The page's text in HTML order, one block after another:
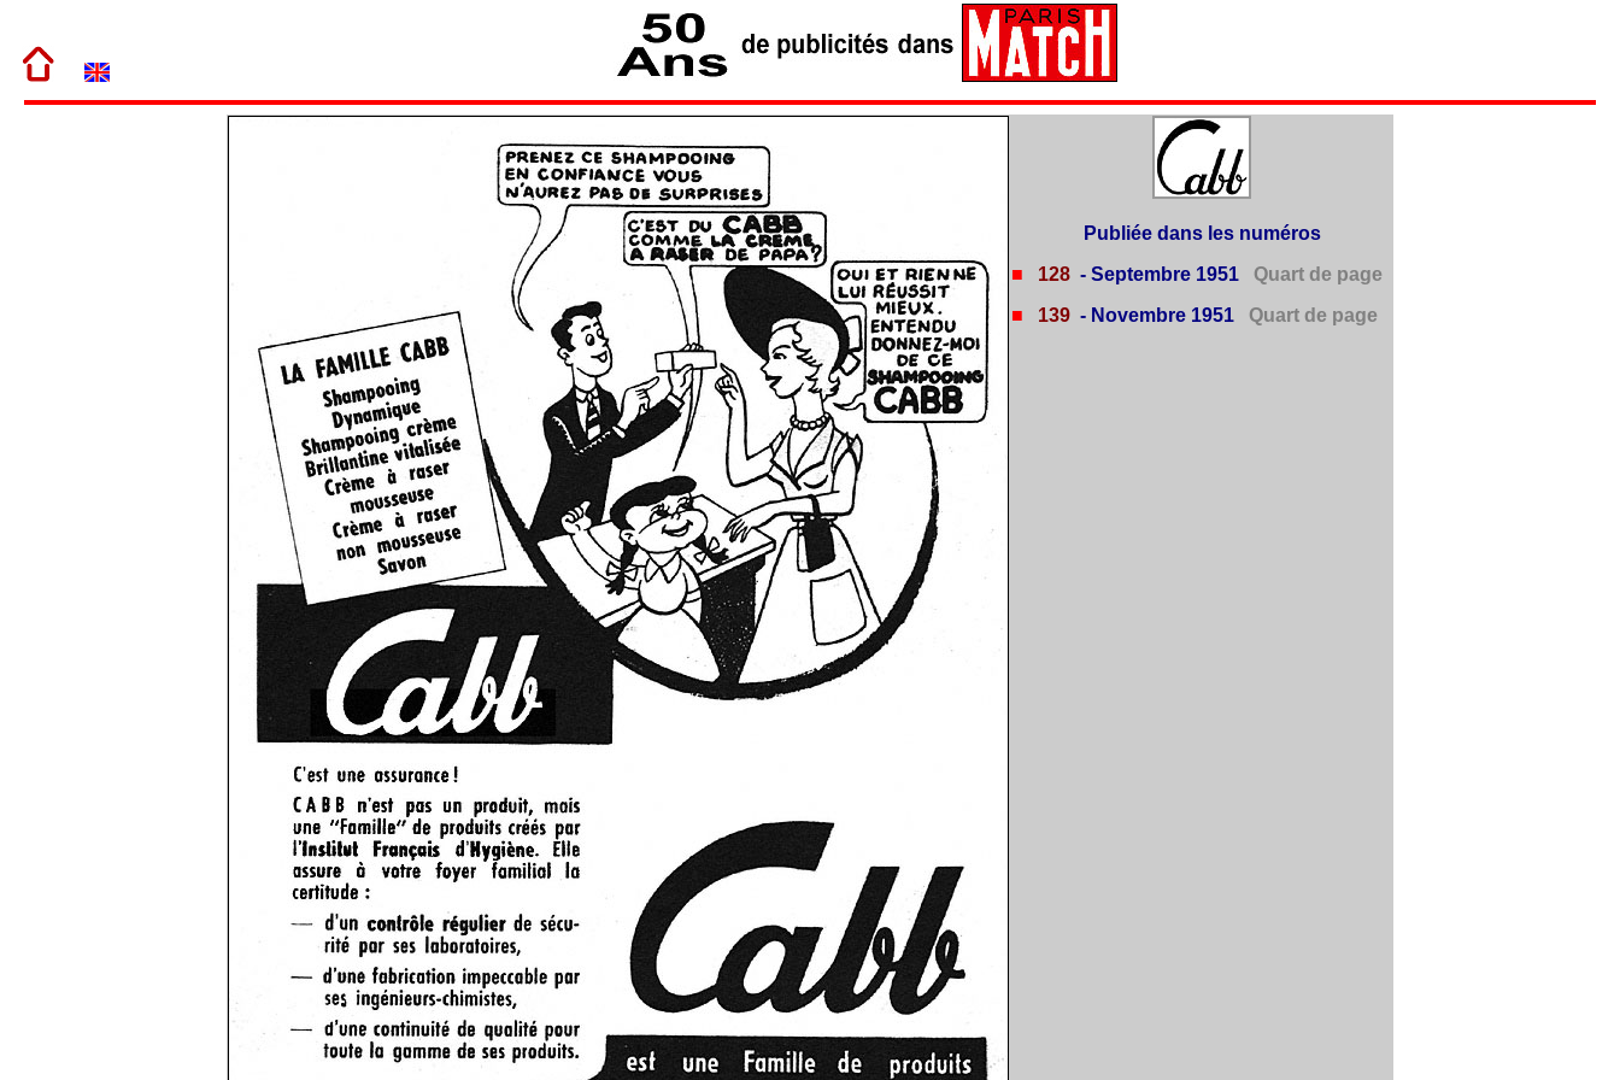
Publiée dans les numéros
■
128 - Septembre 1951
Quart de page
■
139 - Novembre 1951 Quart de page